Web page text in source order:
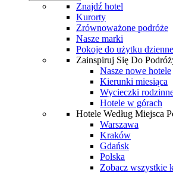
Znajdź hotel
Kurorty
Zrównoważone podróże
Nasze marki
Pokoje do użytku
Zainspiruj Się Do
Nasze nowe hotele
Kierunki miesiąca
Wycieczki
Hotele w górach
Hotele Według Miejsca
Warszawa
Kraków
Gdańsk
Polska
Zobacz wszystkie